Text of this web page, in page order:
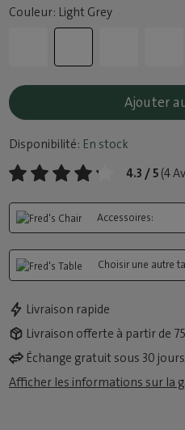
Couleur: Light Grey
Ajouter
Disponibilité: En stock
4.3 / 5 (4
Accessoires:
Choisir une autre
Livraison rapide
Livraison offerte à partir de
Échange gratuit sous 30 jours
Afficher les informations sur la